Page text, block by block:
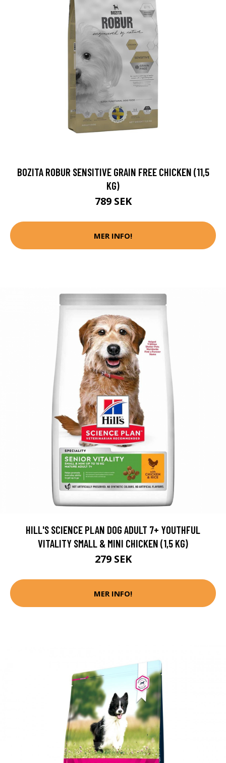
BOZITA ROBUR SENSITIVE GRAIN FREE CHICKEN (11,5
KG)
789 SEK
MER INFO!
HILL'S SCIENCE PLAN DOG ADULT 7+ YOUTHFUL
VITALITY SMALL & MINI CHICKEN (1,5 KG)
279 SEK
MER INFO!